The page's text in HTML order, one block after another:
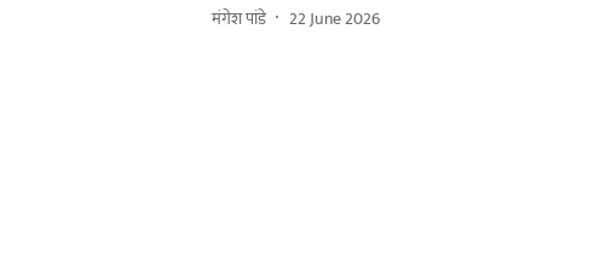
मंगेश पांडे 22 June 2026